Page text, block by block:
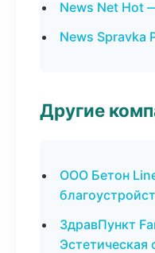
News Net Hot
News
Другие
ООО Бетон
ЗдравПункт
Эстетическая